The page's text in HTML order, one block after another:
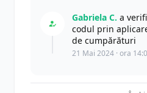
Gabriela C. a
codul prin
de cumpărături
21 Mai 2024 · ora